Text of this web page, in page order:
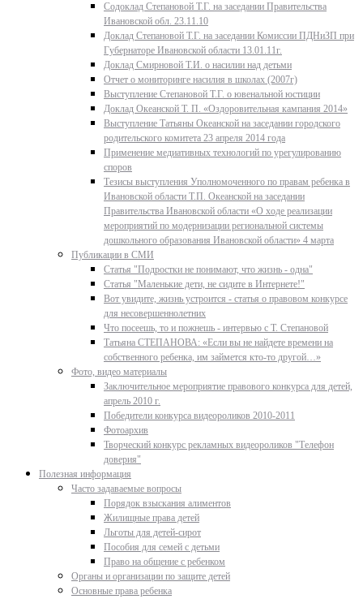
Содоклад Степановой Т.Г. на заседании Правительства
Ивановской обл. 23.11.10
Доклад Степановой Т.Г. на заседании Комиссии ПДНиЗП при
Губернаторе Ивановской области 13.01.11г.
Доклад Смирновой Т.И. о насилии над детьми
Отчет о мониторинге насилия в школах (2007г)
Выступление Степановой Т.Г. о ювенальной юстиции
Доклад Океанской Т. П. «Оздоровительная кампания 2014»
Выступление Татьяны Океанской на заседании городского
родительского комитета 23 апреля 2014 года
Применение медиативных технологий по урегулированию
споров
Тезисы выступления Уполномоченного по правам ребенка в
Ивановской области Т.П. Океанской на заседании
Правительства Ивановской области «О ходе реализации
мероприятий по модернизации региональной системы
дошкольного образования Ивановской области» 4 марта
Публикации в СМИ
Статья "Подростки не понимают, что жизнь - одна"
Статья "Маленькие дети, не сидите в Интернете!"
Вот увидите, жизнь устроится - статья о правовом конкурсе
для несовершеннолетних
Что посеешь, то и пожнешь - интервью с Т. Степановой
Татьяна СТЕПАНОВА: «Если вы не найдете времени на
собственного ребенка, им займется кто-то другой…»
Фото, видео материалы
Заключительное мероприятие правового конкурса для детей,
апрель 2010 г.
Победители конкурса видеороликов 2010-2011
Фотоархив
Творческий конкурс рекламных видеороликов "Телефон
доверия"
Полезная информация
Часто задаваемые вопросы
Порядок взыскания алиментов
Жилищные права детей
Льготы для детей-сирот
Пособия для семей с детьми
Право на общение с ребенком
Органы и организации по защите детей
Основные права ребенка